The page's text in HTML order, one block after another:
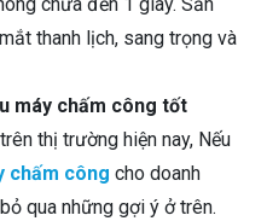
chưa đến 1 giây. Sản
thanh lịch, sang trọng và
máy chấm công tốt
thị trường hiện nay, Nếu
chấm công cho doanh
qua những gợi ý ở trên.